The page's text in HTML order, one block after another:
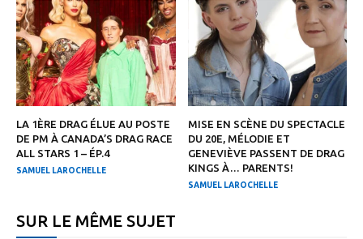
LA 1ÈRE DRAG ÉLUE AU POSTE
DE PM À CANADA’S DRAG RACE
ALL STARS 1 – ÉP.4
SAMUEL LAROCHELLE
MISE EN SCÈNE DU SPECTACLE
DU 20E, MÉLODIE ET
GENEVIÈVE PASSENT DE DRAG
KINGS À… PARENTS!
SAMUEL LAROCHELLE
SUR LE MÊME SUJET